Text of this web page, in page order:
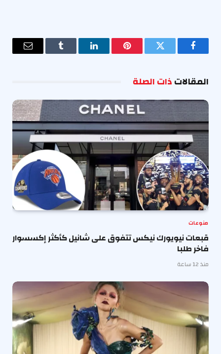
فيسبوك تويتر بينتيريستلينكدإن Tumblr
البريد
المقالاتذات الصلة
منوعات
قبعات نيويورك نيكس تتفوق على شانيل كأكثر إكسسوار
فاخر طلبا
منذ 12 ساعة